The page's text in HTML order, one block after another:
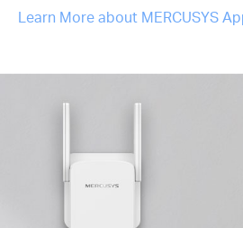
Learn More about MERCUSYS